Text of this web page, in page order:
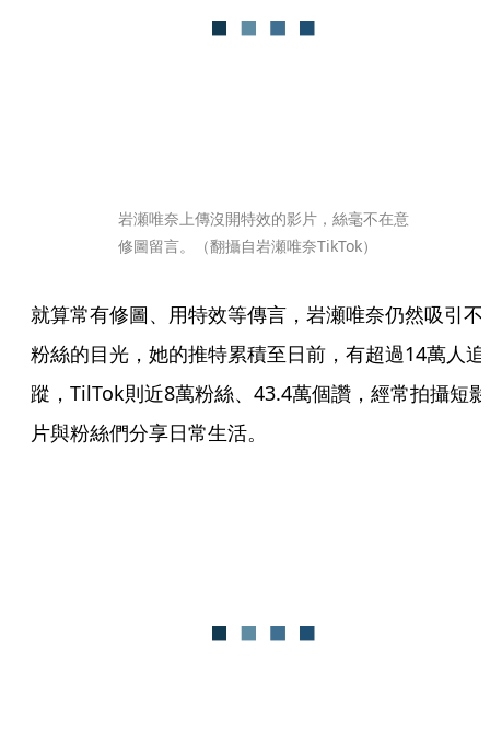
岩瀬唯奈上傳沒開特效的影片，絲毫不在意
修圖留言。（翻攝自岩瀬唯奈TikTok）
就算常有修圖、用特效等傳言，岩瀬唯奈仍然吸引不
粉絲的目光，她的推特累積至日前，有超過14萬人追
蹤，TilTok則近8萬粉絲、43.4萬個讚，經常拍攝短影
片與粉絲們分享日常生活。